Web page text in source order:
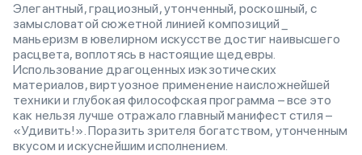
Элегантный, грациозный, утонченный, роскошный, с
замысловатой сюжетной линией композиций _
маньеризм в ювелирном искусстве достиг наивысшего
расцвета, воплотясь в настоящие щедевры.
Использование драгоценных иэкзотических
материалов, виртуозное применение наисложнейшей
техники и глубокая философская программа – все это
как нельзя лучше отражало главный манифест стиля –
«Удивить!». Поразить зрителя богатством, утонченным
вкусом и искуснейшим исполнением.